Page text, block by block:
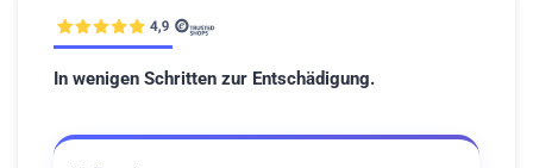
In wenigen Schritten zur Entschädigung.